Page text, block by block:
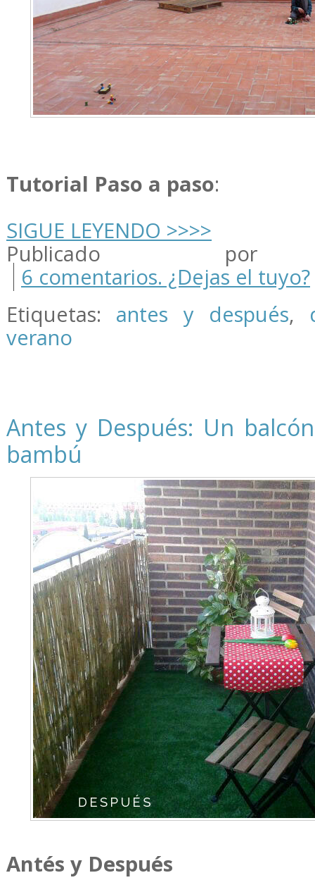
Tutorial Paso a paso:
SIGUE LEYENDO >>>>
Publicado por
6 comentarios. ¿Dejas el tuyo?
Etiquetas: antes y después,
verano
Antes y Después: Un
bambú
Antés y Después